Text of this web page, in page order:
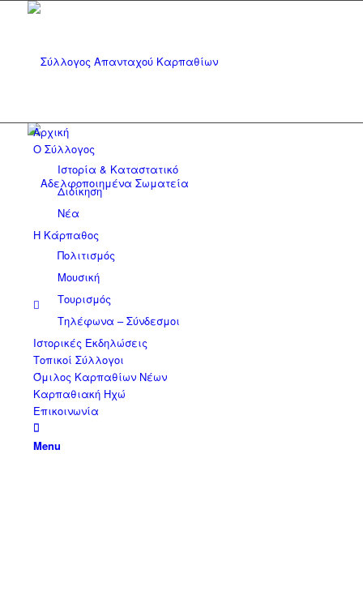
Αρχική
Ο Σύλλογος
Ιστορία & Καταστατικό
Διοίκηση
Νέα
Η Κάρπαθος
Πολιτισμός
Μουσική
Τουρισμός
Τηλέφωνα – Σύνδεσμοι
Ιστορικές Εκδηλώσεις
Τοπικοί Σύλλογοι
Όμιλος Καρπαθίων Νέων
Καρπαθιακή Ηχώ
Επικοινωνία
Menu